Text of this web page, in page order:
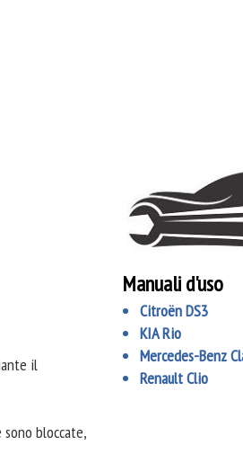
il
bloccate,
Manuali d'uso
Citroën DS3
KIA Rio
Mercedes-Benz
Renault Clio